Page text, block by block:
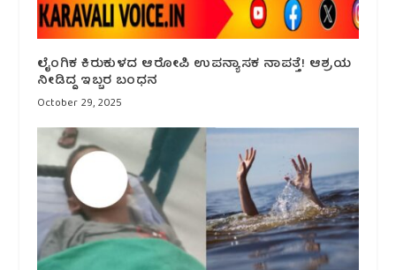
ಲೈಂಗಿಕ ಕಿರುಕುಳದ ಆರೋಪಿ ಉಪನ್ಯಾಸಕ ನಾಪತ್ತೆ! ಆಶ್ರಯ
ನೀಡಿದ್ದ ಇಬ್ಬರ ಬಂಧನ
October 29, 2025